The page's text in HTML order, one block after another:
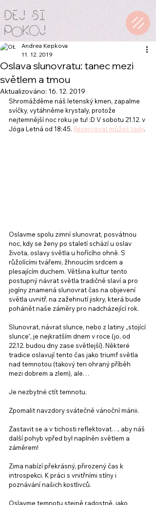
Oslava slunovratu: tanec mezi
světlem a tmou
Andrea Kepkova
11. 12. 2019
Aktualizováno: 16. 12. 2019
Shromážděme náš letenský kmen, zapalme
svíčky, vytáhněme krystaly, protože
nejtemnější noc roku je tu! :D V sobotu 21.12. v
Jóga Letná od 18:45. Rezervovat můžeš tady.
Oslavme spolu zimní slunovrat, posvátnou
noc, kdy se ženy po staletí schází u oslav
života, oslavy světla u hořícího ohně. S
růžolícími tvářemi, žhnoucím srdcem a
plesajícím duchem. Většina kultur tento
postupný návrat světla tradičně slaví a pro
jogíny znamená slunovrat čas na objevení
světla uvnitř, na zažehnutí jiskry, která bude
pohánět naše záměry pro nadcházející rok.
Slunovrat, návrat slunce, nebo z latiny „stojící
slunce“, je nejkratším dnem v roce (jo, od
22.12. budou dny zase světlejší). Některé
tradice oslavují tento čas jako triumf světla
nad temnotou (takový ten ohraný příběh
mezi dobrem a zlem), ale…
Je nezbytné ctít temnotu.
Zpomalit navzdory svátečně vánoční mánii.
Zastavit se a v tichosti reflektovat…, aby náš
další pohyb vpřed byl naplněn světlem a
záměrem!
Zima nabízí překrásný, přirozený čas k
introspekci. K práci s vnitřními stíny i
poznávání našich kostlivců.
Oslavme temnotu stejně radostně, jako